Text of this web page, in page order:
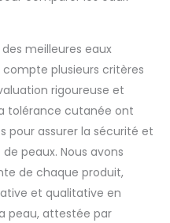
meilleures eaux
plusieurs critères
rigoureuse et
tolérance cutanée ont
pour assurer la sécurité et
peaux. Nous avons
de chaque produit,
et qualitative en
peau, attestée par